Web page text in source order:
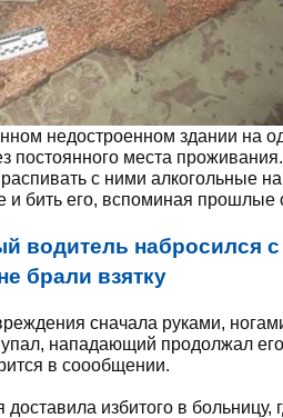
недостроенном здании на
постоянного места
с ними алкогольные
и бить его, вспоминая прошлые
водитель набросился с
брали взятку
сначала руками,
нападающий продолжал
в соообщении.
избитого в больницу,